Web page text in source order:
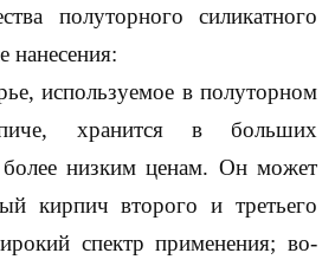
силикатного
нанесения:
используемое в полуторном
хранится в больших
более низким ценам. Он может
кирпич второго и третьего
спектр применения; во-